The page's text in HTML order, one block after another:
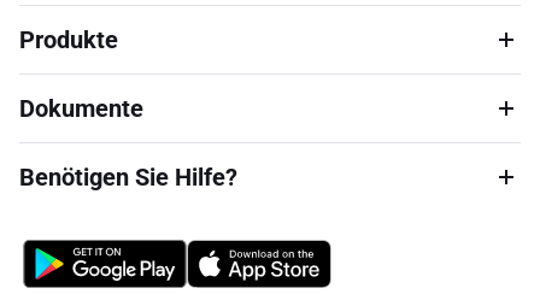
Produkte
Dokumente
Benötigen Sie Hilfe?